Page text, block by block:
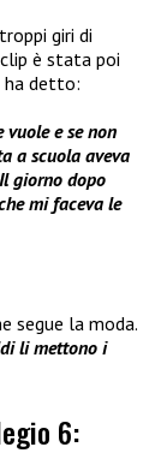
giri di
è stata poi
ha detto:
e se non
a scuola aveva
giorno dopo
mi faceva le
segue la moda.
li mettono i
6: